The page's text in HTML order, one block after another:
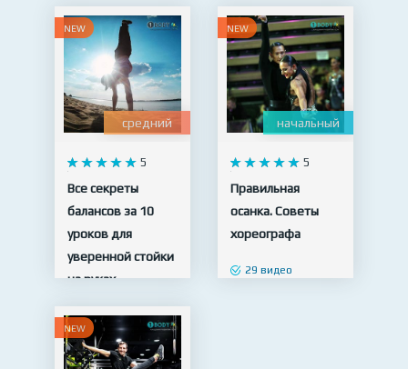
19 видео 23 видео
NEW
средний
5
Все секреты
балансов за 10
уроков для
уверенной стойки
на руках
10 видео
NEW
начальный
5
Правильная
осанка. Советы
хореографа
29 видео
NEW